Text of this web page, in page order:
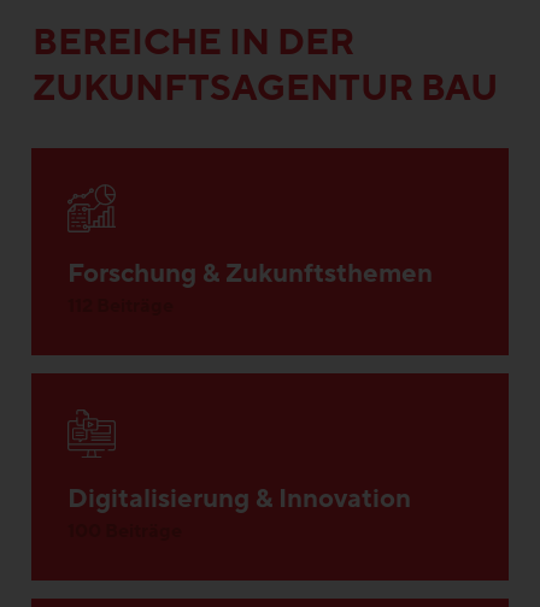
BEREICHE IN DER
ZUKUNFTSAGENTUR BAU
Forschung & Zukunftsthemen
Digitalisierung & Innovation